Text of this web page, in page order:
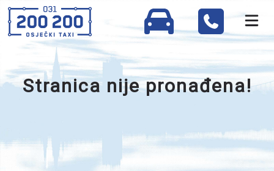
Stranica nije pronađena!